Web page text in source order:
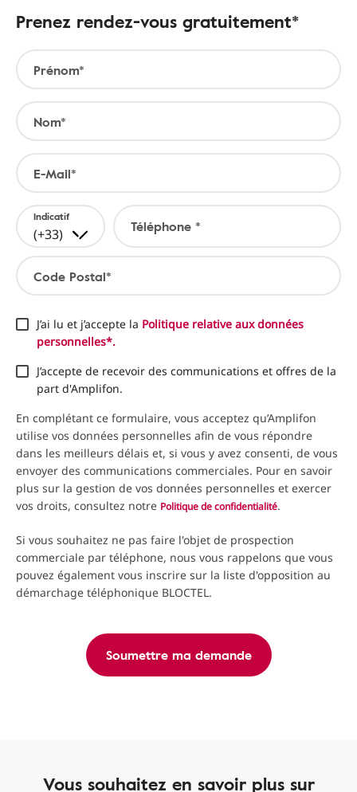
Prenez rendez-vous gratuitement*
Prénom*
Nom*
E-Mail*
Indicatif
(+33) Téléphone *
Code Postal*
J’ai lu et j’accepte la Politique relative aux données
personnelles*.
J’accepte de recevoir des communications et offres de la
part d'Amplifon.
En complétant ce formulaire, vous acceptez qu’Amplifon
utilise vos données personnelles afin de vous répondre
dans les meilleurs délais et, si vous y avez consenti, de vous
envoyer des communications commerciales. Pour en savoir
plus sur la gestion de vos données personnelles et exercer
vos droits, consultez notre Politique de confidentialité.
Si vous souhaitez ne pas faire l'objet de prospection
commerciale par téléphone, nous vous rappelons que vous
pouvez également vous inscrire sur la liste d'opposition au
démarchage téléphonique BLOCTEL.
Soumettre ma demande
Vous souhaitez en savoir plus sur